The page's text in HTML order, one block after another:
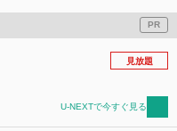
PR
見放題
U-NEXTで今すぐ見る